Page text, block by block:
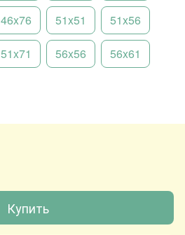
46x76 51x51 51x56
51x71 56x56 56x61
Купить